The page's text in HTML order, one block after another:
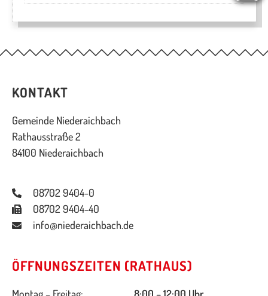
KONTAKT
Gemeinde Niederaichbach
Rathausstraße 2
84100 Niederaichbach
08702 9404-0
08702 9404-40
info@niederaichbach.de
ÖFFNUNGSZEITEN (RATHAUS)